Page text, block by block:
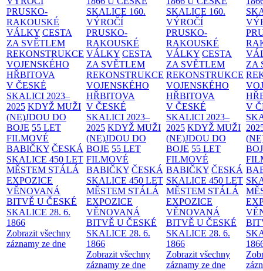
PRUSKO-
RAKOUSKÉ
VÁLKY CESTA
ZA SVĚTLEM
REKONSTRUKCE
VOJENSKÉHO
HŘBITOVA
V ČESKÉ
SKALICI 2023–
2025 KDYŽ MUŽI
(NE)JDOU DO
BOJE 55 LET
FILMOVÉ
BABIČKY ČESKÁ
SKALICE 450 LET
MĚSTEM STÁLÁ
EXPOZICE
VĚNOVANÁ
BITVĚ U ČESKÉ
SKALICE 28. 6.
1866
Zobrazit všechny
záznamy ze dne
SKALICE 160.
VÝROČÍ
PRUSKO-
RAKOUSKÉ
VÁLKY CESTA
ZA SVĚTLEM
REKONSTRUKCE
VOJENSKÉHO
HŘBITOVA
V ČESKÉ
SKALICI 2023–
2025 KDYŽ MUŽI
(NE)JDOU DO
BOJE 55 LET
FILMOVÉ
BABIČKY ČESKÁ
SKALICE 450 LET
MĚSTEM STÁLÁ
EXPOZICE
VĚNOVANÁ
BITVĚ U ČESKÉ
SKALICE 28. 6.
1866
Zobrazit všechny
záznamy ze dne
SKALICE 160.
VÝROČÍ
PRUSKO-
RAKOUSKÉ
VÁLKY CESTA
ZA SVĚTLEM
REKONSTRUKCE
VOJENSKÉHO
HŘBITOVA
V ČESKÉ
SKALICI 2023–
2025 KDYŽ MUŽI
(NE)JDOU DO
BOJE 55 LET
FILMOVÉ
BABIČKY ČESKÁ
SKALICE 450 LET
MĚSTEM STÁLÁ
EXPOZICE
VĚNOVANÁ
BITVĚ U ČESKÉ
SKALICE 28. 6.
1866
Zobrazit všechny
záznamy ze dne
ZA
V